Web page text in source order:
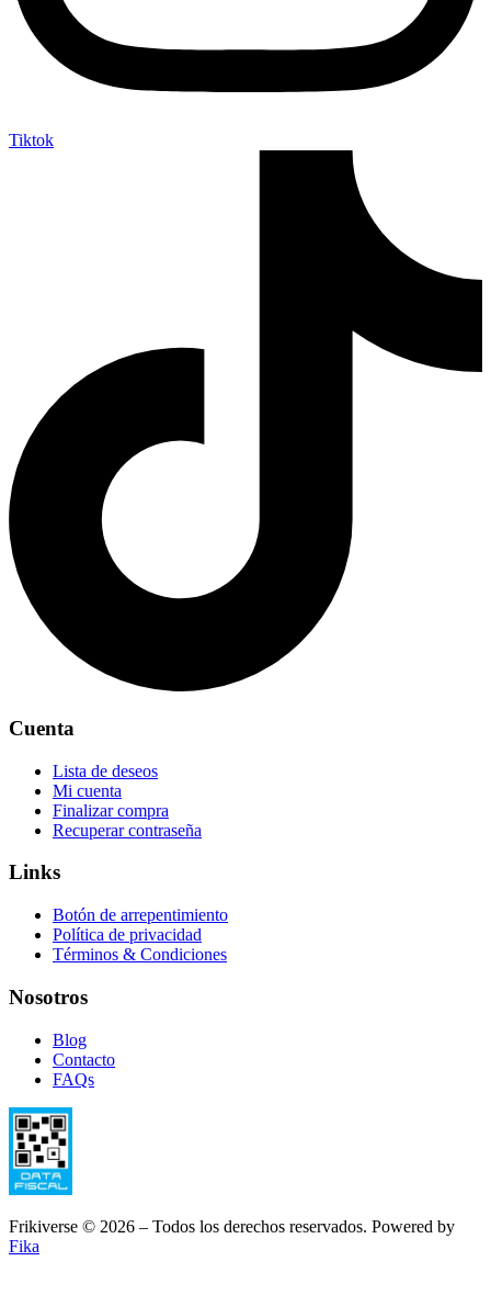
Tiktok
Cuenta
Lista de deseos
Mi cuenta
Finalizar compra
Recuperar contraseña
Links
Botón de arrepentimiento
Política de privacidad
Términos & Condiciones
Nosotros
Blog
Contacto
FAQs
Frikiverse © 2026 – Todos los derechos reservados. Powered by
Fika